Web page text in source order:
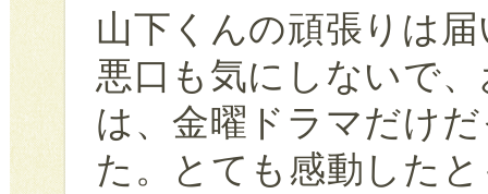
山下くんの頑張りは
悪口も気にしないで
は、金曜ドラマだけ
た。とても感動した